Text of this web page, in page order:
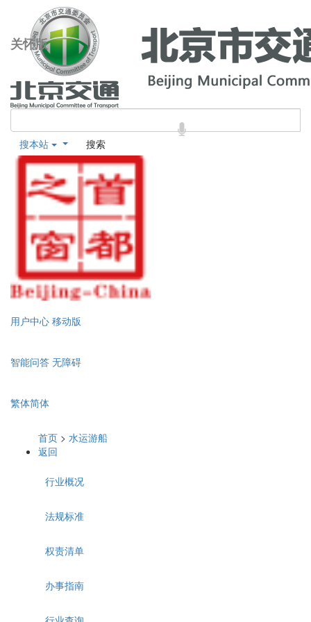
关怀版
搜本站 搜索
用户中心 移动版
智能问答 无障碍
繁体简体
首页 > 水运游船
返回
行业概况
法规标准
权责清单
办事指南